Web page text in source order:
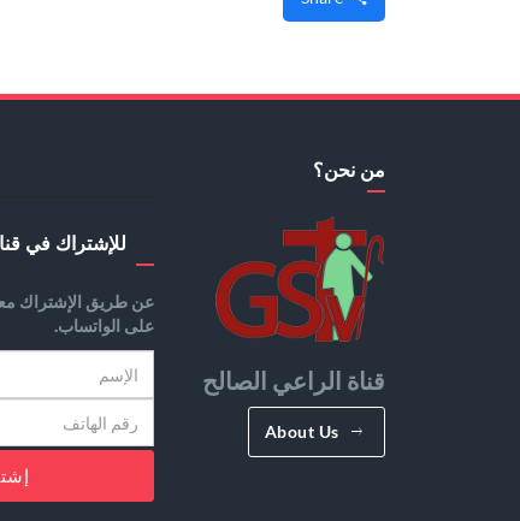
من نحن؟
قناة الراعي الصالح
About Us
للإشتراك في
عن طريق الإشتراك
على الواتساب.